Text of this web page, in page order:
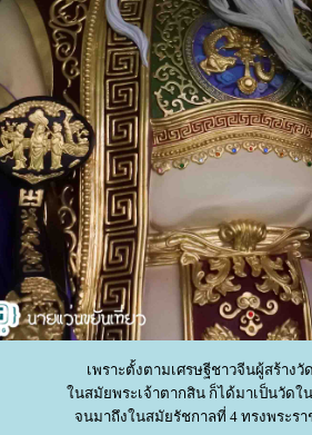
เพราะตั้งตามเศรษฐีชาวจีนผู้สร้าง
นสมัยพระเจ้าตากสิน ก็ได้มาเป็นวัด
จนมาถึงในสมัยรัชกาลที่ 4 ทรงพระร